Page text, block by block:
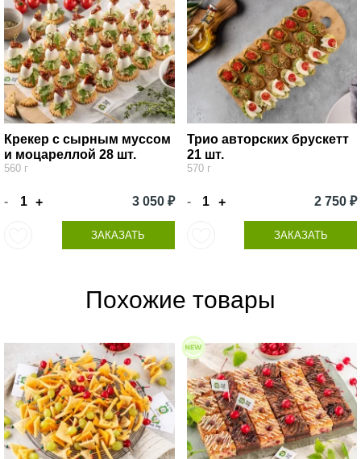
Крекер с сырным муссом
и моцареллой 28 шт.
560 г
- + 3 050 ₽
ЗАКАЗАТЬ
Трио авторских брускетт
21 шт.
570 г
- + 2 750 ₽
ЗАКАЗАТЬ
Похожие товары